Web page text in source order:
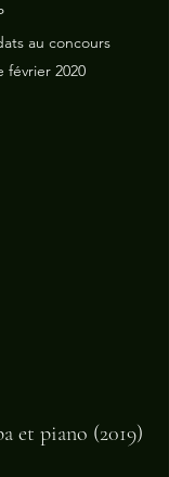
au concours
février 2020
et piano (2019)